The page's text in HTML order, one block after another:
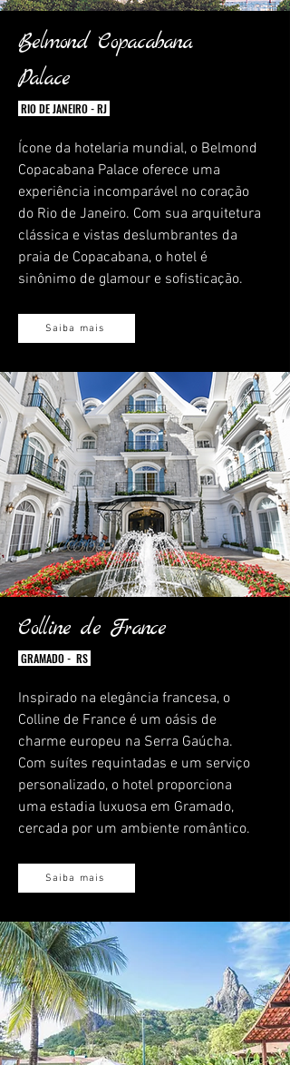
Belmond Copacabana
Palace
RIO DE JANEIRO - RJ
Ícone da hotelaria mundial, o Belmond
Copacabana Palace oferece uma
experiência incomparável no coração
do Rio de Janeiro. Com sua arquitetura
clássica e vistas deslumbrantes da
praia de Copacabana, o hotel é
sinônimo de glamour e sofisticação.
Saiba mais
Colline de France
GRAMADO - RS
Inspirado na elegância francesa, o
Colline de France é um oásis de
charme europeu na Serra Gaúcha.
Com suítes requintadas e um serviço
personalizado, o hotel proporciona
uma estadia luxuosa em Gramado,
cercada por um ambiente romântico.
Saiba mais